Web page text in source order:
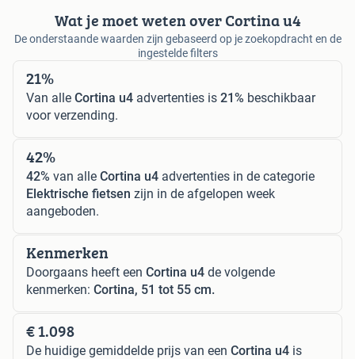
Wat je moet weten over Cortina u4
De onderstaande waarden zijn gebaseerd op je zoekopdracht en de
ingestelde filters
21%
Van alle Cortina u4 advertenties is 21% beschikbaar
voor verzending.
42%
42% van alle Cortina u4 advertenties in de categorie
Elektrische fietsen zijn in de afgelopen week
aangeboden.
Kenmerken
Doorgaans heeft een Cortina u4 de volgende
kenmerken: Cortina, 51 tot 55 cm.
€ 1.098
De huidige gemiddelde prijs van een Cortina u4 is